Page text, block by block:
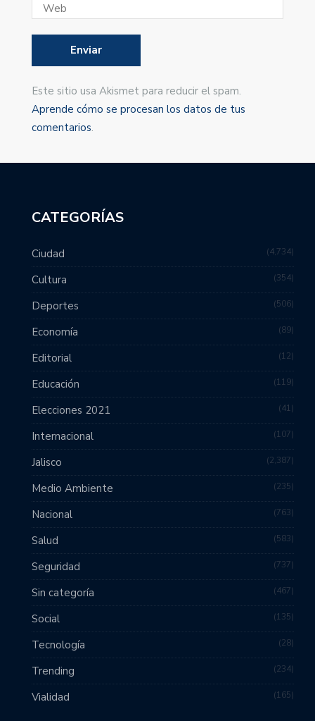
Este sitio usa Akismet para reducir el spam.
Aprende cómo se procesan los datos de tus
comentarios.
CATEGORÍAS
Ciudad 4,734
Cultura 354
Deportes 506
Economía 89
Editorial 12
Educación 119
Elecciones 2021 41
Internacional 107
Jalisco 2,387
Medio Ambiente 235
Nacional 763
Salud 583
Seguridad 737
Sin categoría 467
Social 135
Tecnología 28
Trending 234
Vialidad 165